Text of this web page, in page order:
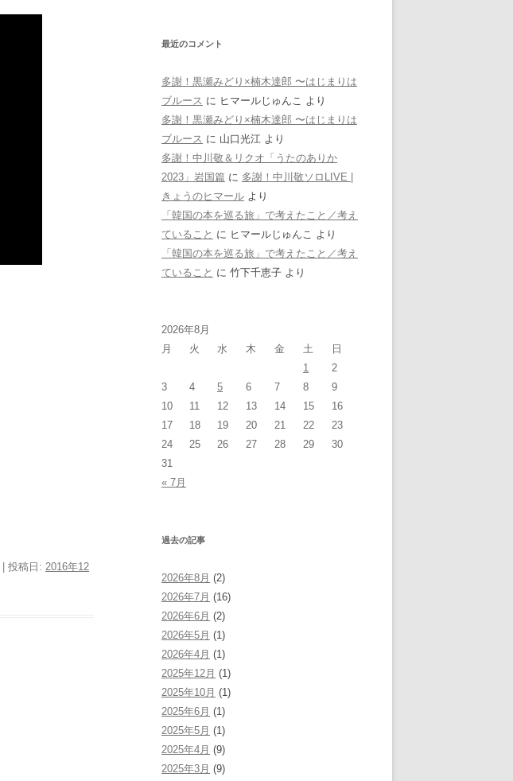
| 投稿日: 2016年12
最近のコメント
多謝！黒瀬みどり×楠木達郎 〜はじまりは
ブルース に ヒマールじゅんこ より
多謝！黒瀬みどり×楠木達郎 〜はじまりは
ブルース に 山口光江 より
多謝！中川敬＆リクオ「うたのありか
2023」岩国篇 に 多謝！中川敬ソロLIVE |
きょうのヒマール より
「韓国の本を巡る旅」で考えたこと／考え
ていること に ヒマールじゅんこ より
「韓国の本を巡る旅」で考えたこと／考え
ていること に 竹下千恵子 より
2026年8月
月
火 水 木 金 土
日
1
2
3
4 5 6 7 8
9
10
11 12 13 14 15
16
17
18 19 20 21 22
23
24
25 26 27 28 29
30
31
« 7月
過去の記事
2026年8月 (2)
2026年7月 (16)
2026年6月 (2)
2026年5月 (1)
2026年4月 (1)
2025年12月 (1)
2025年10月 (1)
2025年6月 (1)
2025年5月 (1)
2025年4月 (9)
2025年3月 (9)